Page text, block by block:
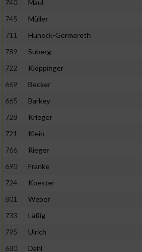
740 Maul
745
Müller
711
Huneck-Germeroth
789
Suberg
722
Klöppinger
669
Becker
665
Barkey
728
Krieger
721
Klein
766
Rieger
690
Franke
724
Koester
801
Weber
733
Läßig
795
Ulrich
680
Dahl